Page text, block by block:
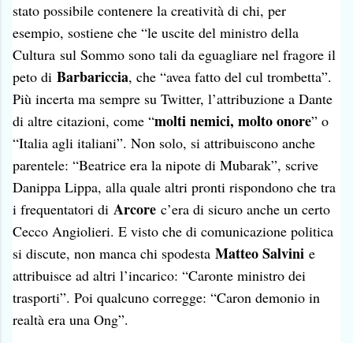
stato possibile contenere la creatività di chi, per
esempio, sostiene che “le uscite del ministro della
Cultura sul Sommo sono tali da eguagliare nel fragore il
peto di Barbariccia, che “avea fatto del cul trombetta”.
Più incerta ma sempre su Twitter, l’attribuzione a Dante
di altre citazioni, come “molti nemici, molto onore” o
“Italia agli italiani”. Non solo, si attribuiscono anche
parentele: “Beatrice era la nipote di Mubarak”, scrive
Danippa Lippa, alla quale altri pronti rispondono che tra
i frequentatori di Arcore c’era di sicuro anche un certo
Cecco Angiolieri. E visto che di comunicazione politica
si discute, non manca chi spodesta Matteo Salvini e
attribuisce ad altri l’incarico: “Caronte ministro dei
trasporti”. Poi qualcuno corregge: “Caron demonio in
realtà era una Ong”.